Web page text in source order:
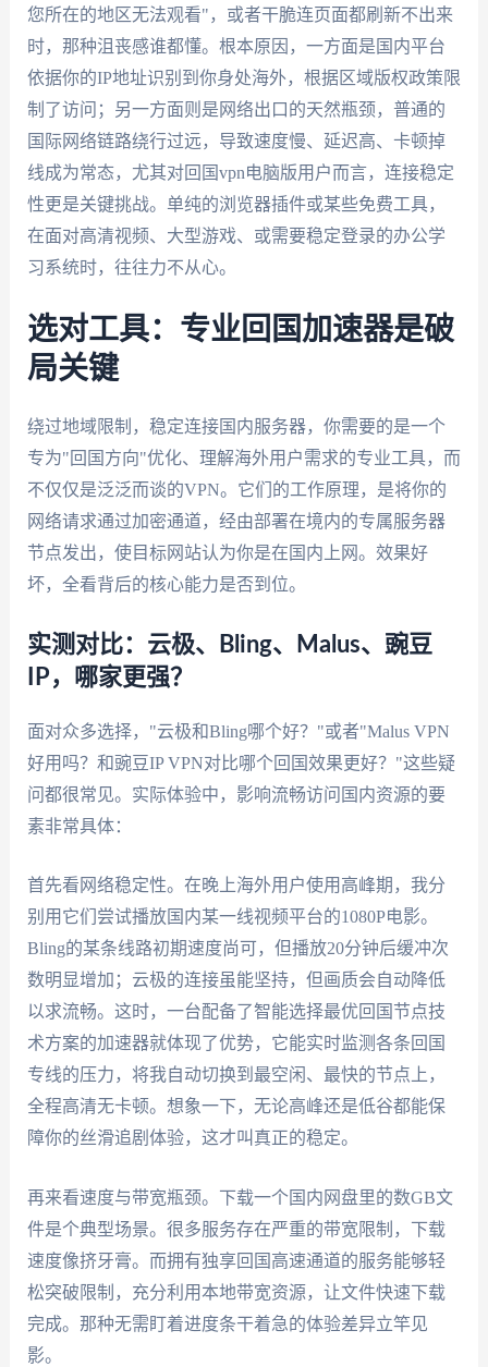
您所在的地区无法观看"，或者干脆连页面都刷新不出来
时，那种沮丧感谁都懂。根本原因，一方面是国内平台
依据你的IP地址识别到你身处海外，根据区域版权政策限
制了访问；另一方面则是网络出口的天然瓶颈，普通的
国际网络链路绕行过远，导致速度慢、延迟高、卡顿掉
线成为常态，尤其对回国vpn电脑版用户而言，连接稳定
性更是关键挑战。单纯的浏览器插件或某些免费工具，
在面对高清视频、大型游戏、或需要稳定登录的办公学
习系统时，往往力不从心。
选对工具：专业回国加速器是破
局关键
绕过地域限制，稳定连接国内服务器，你需要的是一个
专为"回国方向"优化、理解海外用户需求的专业工具，而
不仅仅是泛泛而谈的VPN。它们的工作原理，是将你的
网络请求通过加密通道，经由部署在境内的专属服务器
节点发出，使目标网站认为你是在国内上网。效果好
坏，全看背后的核心能力是否到位。
实测对比：云极、Bling、Malus、豌豆
IP，哪家更强？
面对众多选择，"云极和Bling哪个好？"或者"Malus VPN
好用吗？和豌豆IP VPN对比哪个回国效果更好？"这些疑
问都很常见。实际体验中，影响流畅访问国内资源的要
素非常具体：
首先看网络稳定性。在晚上海外用户使用高峰期，我分
别用它们尝试播放国内某一线视频平台的1080P电影。
Bling的某条线路初期速度尚可，但播放20分钟后缓冲次
数明显增加；云极的连接虽能坚持，但画质会自动降低
以求流畅。这时，一台配备了智能选择最优回国节点技
术方案的加速器就体现了优势，它能实时监测各条回国
专线的压力，将我自动切换到最空闲、最快的节点上，
全程高清无卡顿。想象一下，无论高峰还是低谷都能保
障你的丝滑追剧体验，这才叫真正的稳定。
再来看速度与带宽瓶颈。下载一个国内网盘里的数GB文
件是个典型场景。很多服务存在严重的带宽限制，下载
速度像挤牙膏。而拥有独享回国高速通道的服务能够轻
松突破限制，充分利用本地带宽资源，让文件快速下载
完成。那种无需盯着进度条干着急的体验差异立竿见
影。